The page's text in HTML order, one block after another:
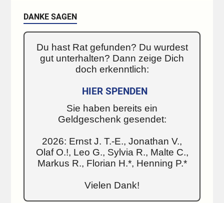
DANKE SAGEN
Du hast Rat gefunden? Du wurdest
gut unterhalten? Dann zeige Dich
doch erkenntlich:
HIER SPENDEN
Sie haben bereits ein
Geldgeschenk gesendet:
2026: Ernst J. T.-E., Jonathan V.,
Olaf O.!, Leo G., Sylvia R., Malte C.,
Markus R., Florian H.*, Henning P.*
Vielen Dank!